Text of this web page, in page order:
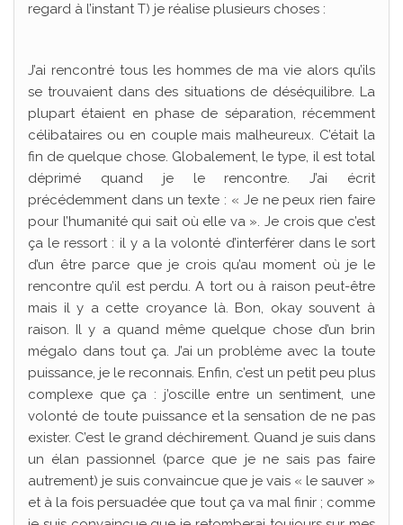
regard à l’instant T) je réalise plusieurs choses :
J’ai rencontré tous les hommes de ma vie alors qu’ils
se trouvaient dans des situations de déséquilibre. La
plupart étaient en phase de séparation, récemment
célibataires ou en couple mais malheureux. C’était la
fin de quelque chose. Globalement, le type, il est total
déprimé quand je le rencontre. J’ai écrit
précédemment dans un texte : « Je ne peux rien faire
pour l’humanité qui sait où elle va ». Je crois que c’est
ça le ressort : il y a la volonté d’interférer dans le sort
d’un être parce que je crois qu’au moment où je le
rencontre qu’il est perdu. A tort ou à raison peut-être
mais il y a cette croyance là. Bon, okay souvent à
raison. Il y a quand même quelque chose d’un brin
mégalo dans tout ça. J’ai un problème avec la toute
puissance, je le reconnais. Enfin, c’est un petit peu plus
complexe que ça : j’oscille entre un sentiment, une
volonté de toute puissance et la sensation de ne pas
exister. C’est le grand déchirement. Quand je suis dans
un élan passionnel (parce que je ne sais pas faire
autrement) je suis convaincue que je vais « le sauver »
et à la fois persuadée que tout ça va mal finir ; comme